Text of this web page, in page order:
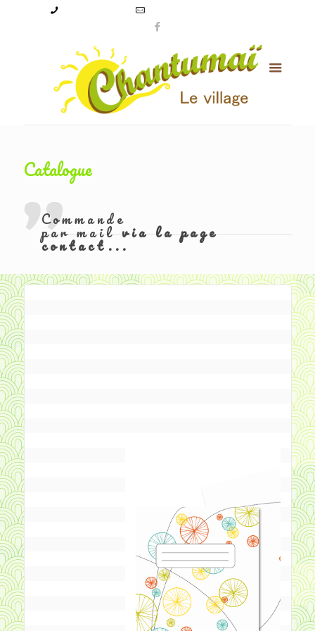
Catalogue
Commande
par mailvia la page
contact...